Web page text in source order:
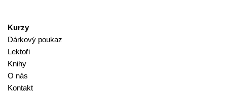
Kurzy
Dárkový poukaz
Lektoři
Knihy
O nás
Kontakt